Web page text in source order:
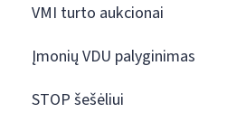
VMI turto aukcionai
Įmonių VDU palyginimas
STOP šešėliui